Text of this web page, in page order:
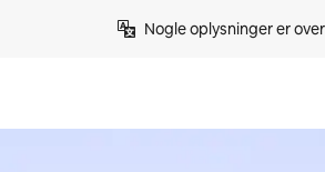
Nogle oplysninger er